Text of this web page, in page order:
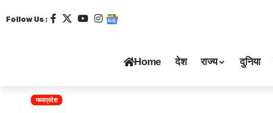
Follow Us :
Home देश राज्य दुनिया
मध्यप्रदेश